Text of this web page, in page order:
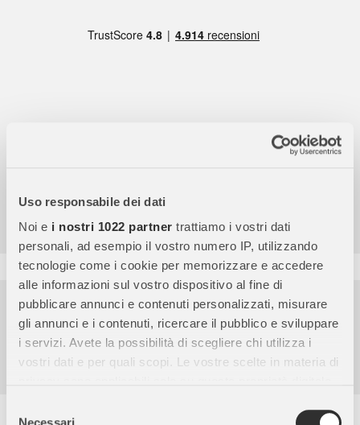
Uso responsabile dei dati
Noi e i nostri 1022 partner trattiamo i vostri dati
personali, ad esempio il vostro numero IP, utilizzando
tecnologie come i cookie per memorizzare e accedere
alle informazioni sul vostro dispositivo al fine di
pubblicare annunci e contenuti personalizzati, misurare
gli annunci e i contenuti, ricercare il pubblico e sviluppare
i servizi. Avete la possibilità di scegliere chi utilizza i
vostri dati e per quali scopi. Le vostre scelte in materia di
modificare o revocare il proprio consenso in qualsiasi
Necessari
4,7/5
Recensioni
Pagamenti sicuri
Garanzia e reso facili
Assistenza dal lunedì al venerdì